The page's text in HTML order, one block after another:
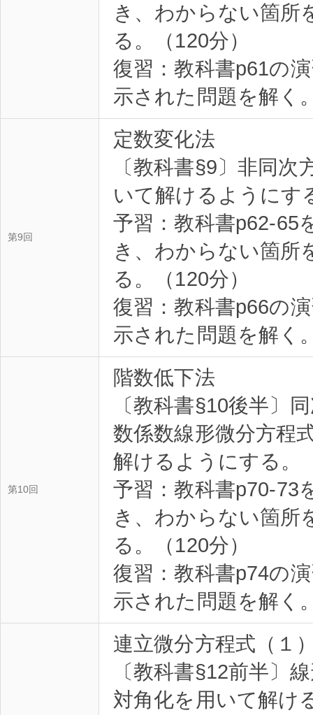
き、わからない箇所
る。（120分）
復習：教科書p61の
示された問題を解く
第9回
定数変化法
〔教科書§9〕非同
いて解けるようにす
予習：教科書p62-65
き、わからない箇所
る。（120分）
復習：教科書p66の
示された問題を解く
第10回
階数低下法
〔教科書§10後半〕
数係数線形微分方程
解けるようにする。
予習：教科書p70-73
き、わからない箇所
る。（120分）
復習：教科書p74の
示された問題を解く
連立微分方程式（１
〔教科書§12前半〕
対角化を用いて解け